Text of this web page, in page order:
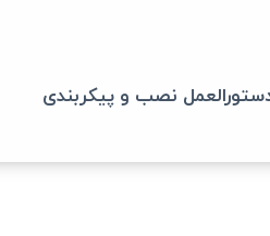
نصب و پیکربندی